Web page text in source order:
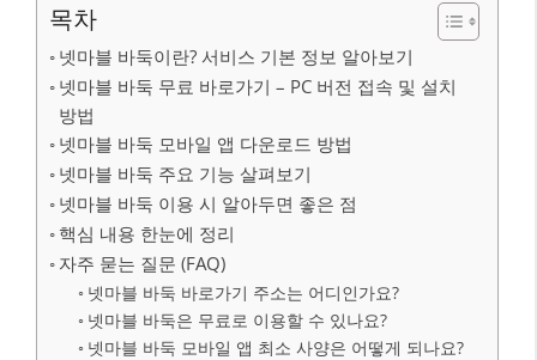
목차
넷마블 바둑이란? 서비스 기본 정보 알아보기
넷마블 바둑 무료 바로가기 – PC 버전 접속 및 설치
방법
넷마블 바둑 모바일 앱 다운로드 방법
넷마블 바둑 주요 기능 살펴보기
넷마블 바둑 이용 시 알아두면 좋은 점
핵심 내용 한눈에 정리
자주 묻는 질문 (FAQ)
넷마블 바둑 바로가기 주소는 어디인가요?
넷마블 바둑은 무료로 이용할 수 있나요?
넷마블 바둑 모바일 앱 최소 사양은 어떻게 되나요?